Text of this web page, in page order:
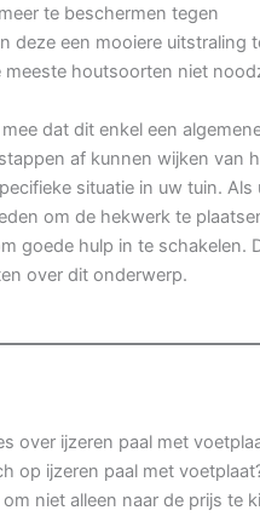
te beschermen tegen
deze een mooiere uitstraling
meeste houtsoorten niet
dat dit enkel een
af kunnen wijken van
situatie in uw tuin. Als
om de hekwerk te
goede hulp in te schakelen.
over dit onderwerp.
over ijzeren paal met
op ijzeren paal met
niet alleen naar de prijs te